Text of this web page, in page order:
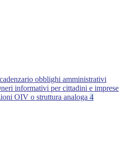
obblighi amministrativi
informativi per cittadini e imprese
OIV o struttura analoga 4